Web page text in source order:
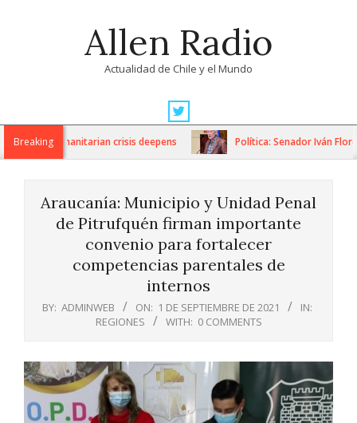
Allen Radio
Actualidad de Chile y el Mundo
Navigation
MenuBreaking
as humanitarian crisis deepens Política: Senador Iván Flores
Araucanía: Municipio y Unidad Penal
de Pitrufquén firman importante
convenio para fortalecer
competencias parentales de
internos
BY: ADMINWEB ON: 1 DE SEPTIEMBRE DE 2021
IN:
REGIONES
WITH: 0 COMMENTS